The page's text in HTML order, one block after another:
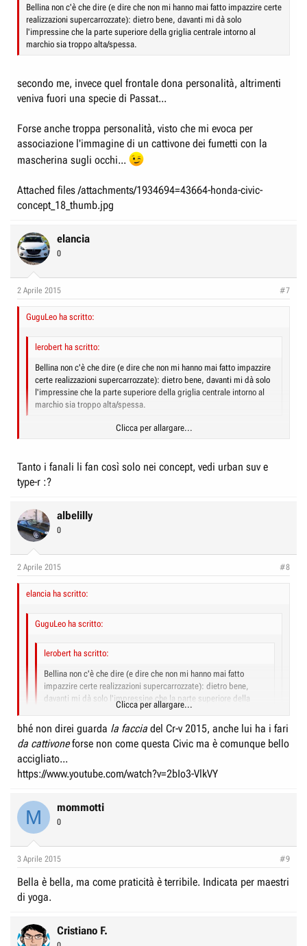
Bellina non c'è che dire (e dire che non mi hanno mai fatto impazzire certe
realizzazioni supercarrozzate): dietro bene, davanti mi dà solo
l'impressine che la parte superiore della griglia centrale intorno al
marchio sia troppo alta/spessa.
secondo me, invece quel frontale dona personalità, altrimenti
veniva fuori una specie di Passat...
Forse anche troppa personalità, visto che mi evoca per
associazione l'immagine di un cattivone dei fumetti con la
mascherina sugli occhi...
Attached files /attachments/1934694=43664-honda-civic-
concept_18_thumb.jpg
elancia
0
2 Aprile 2015 #7
GuguLeo ha scritto:
lerobert ha scritto:
Bellina non c'è che dire (e dire che non mi hanno mai fatto impazzire
certe realizzazioni supercarrozzate): dietro bene, davanti mi dà solo
l'impressine che la parte superiore della griglia centrale intorno al
marchio sia troppo alta/spessa.
Forse anche troppa personalità, visto che mi evoca per associazione
l'immagine di un cattivone dei fumetti con la mascherina sugli occhi...
Clicca per allargare...
Tanto i fanali li fan così solo nei concept, vedi urban suv e
type-r :?
albelilly
0
2 Aprile 2015 #8
elancia ha scritto:
GuguLeo ha scritto:
lerobert ha scritto:
Bellina non c'è che dire (e dire che non mi hanno mai fatto
impazzire certe realizzazioni supercarrozzate): dietro bene,
davanti mi dà solo l'impressine che la parte superiore della
griglia centrale intorno al marchio sia troppo alta/spessa.
secondo me, invece quel frontale dona personalità, altrimenti veniva
fuori una specie di Passat...
Forse anche troppa personalità, visto che mi evoca per associazione
occhi...
Clicca per allargare...
Tanto i fanali li fan così solo nei concept, vedi urban suv e type-r :?
Clicca per allargare...
bhé non direi guarda la faccia del Cr-v 2015, anche lui ha i fari
da cattivoneforse non come questa Civic ma è comunque bello
accigliato...
https://www.youtube.com/watch?v=2bIo3-VlkVY
M mommotti
0
3 Aprile 2015 #9
Bella è bella, ma come praticità è terribile. Indicata per maestri
di yoga.
Cristiano F.